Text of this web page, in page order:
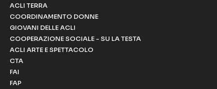
ACLI TERRA
COORDINAMENTO DONNE
GIOVANI DELLE ACLI
COOPERAZIONE SOCIALE - SU LA TESTA
ACLI ARTE E SPETTACOLO
CTA
FAI
FAP